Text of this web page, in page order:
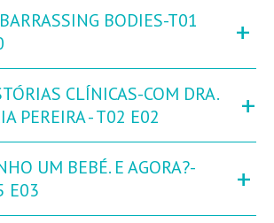
BODIES-T01
+
CLÍNICAS-COM DRA.
PEREIRA - T02 E02
+
UM BEBÉ. E AGORA?-
E03
+